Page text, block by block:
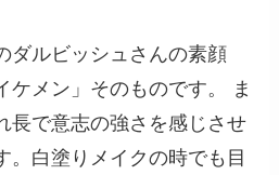
ダルビッシュさんの素顔
ケメン」そのものです。 ま
長で意志の強さを感じさせ
。白塗りメイクの時でも目